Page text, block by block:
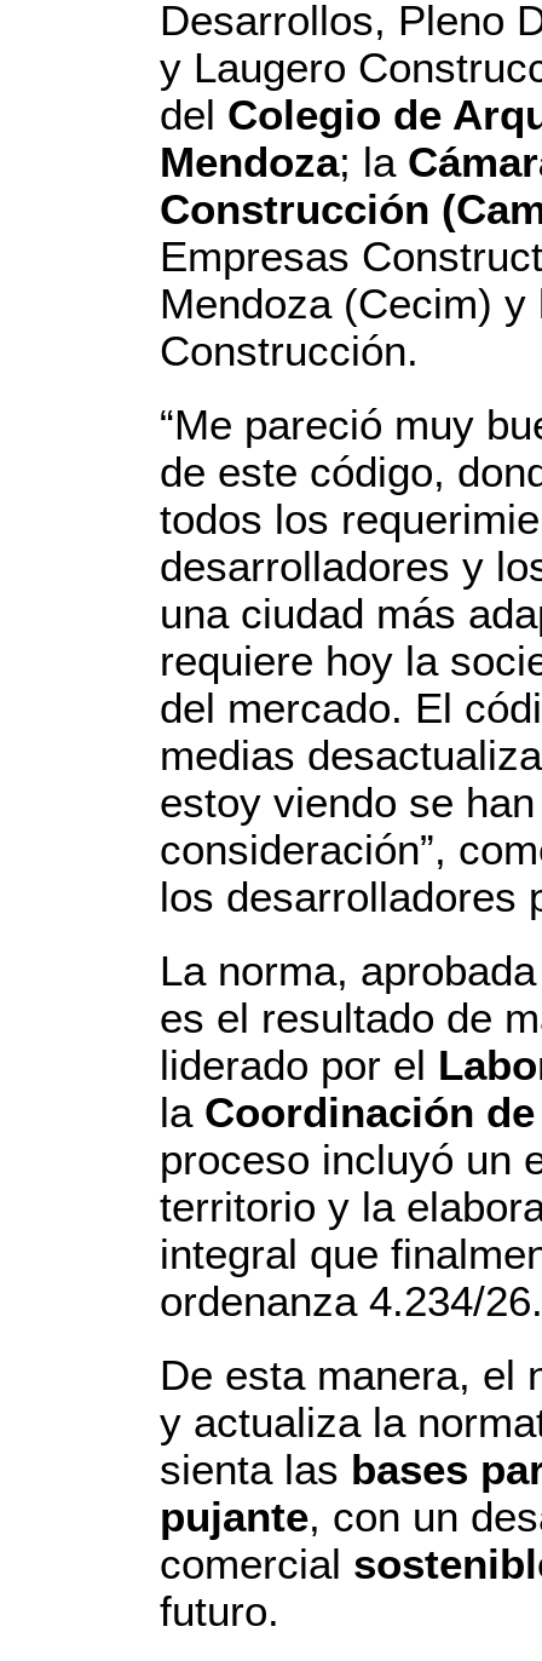
Desarrollos, Pleno
y Laugero
del Colegio de
Mendoza; la
Construcción
Empresas
Mendoza (Cecim)
Construcción.
“Me pareció muy
de este código,
todos los
desarrolladores y
una ciudad más
requiere hoy la
del mercado. El
medias
estoy viendo se
consideración”,
los desarrolladores
La norma,
es el resultado de
liderado por el
la Coordinación
proceso incluyó un
territorio y la
integral que
ordenanza 4.234/26.
De esta manera, el
y actualiza la
sienta las bases
pujante, con un
comercial
futuro.